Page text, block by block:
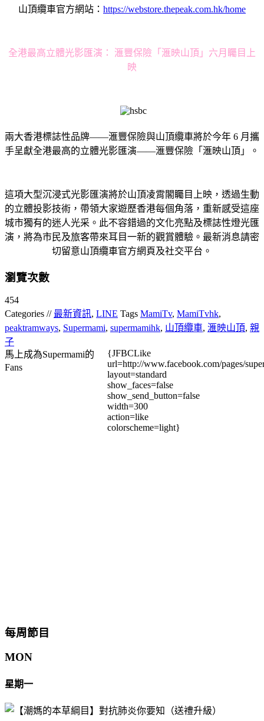
山頂纜車官方網站： https://webstore.thepeak.com.hk/home
全港最高立體光影匯演： 滙豐保險「滙映山頂」六月矚目上
映
兩大香港標誌性品牌——滙豐保險與山頂纜車將於今年 6 月攜
手呈獻全港最高的立體光影匯演——滙豐保險「滙映山頂」。
這項大型沉浸式光影匯演將於山頂凌霄閣矚目上映，透過生動
的立體投影技術，帶領大家遊歷香港每個角落，重新感受這座
城市獨有的迷人光采。此不容錯過的文化亮點及標誌性燈光匯
演，將為市民及旅客帶來耳目一新的觀賞體驗。最新消息請密
切留意山頂纜車官方網頁及社交平台。
瀏覽次數
454
Categories // 最新資訊, LINE Tags MamiTv, MamiTvhk,
peaktramways, Supermami, supermamihk, 山頂纜車, 滙映山頂, 親
子
馬上成為Supermami的
Fans
{JFBCLike
url=http://www.facebook.com/pages/
layout=standard
show_faces=false
show_send_button=false
width=300
action=like
colorscheme=light}
每周節目
MON
星期一